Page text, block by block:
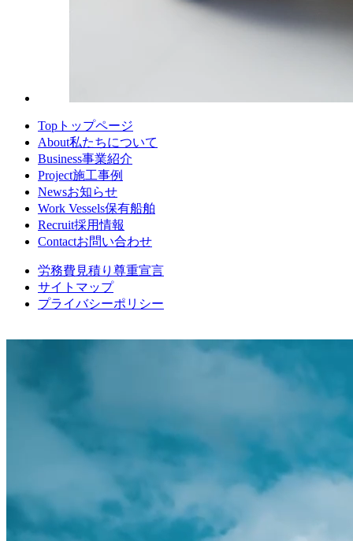
Top トップページ
About私たちについて
Business事業紹介
Project施工事例
Newsお知らせ
Work Vessels保有船舶
Recruit採用情報
Contactお問い合わせ
労務費見積り尊重宣言
サイトマップ
プライバシーポリシー